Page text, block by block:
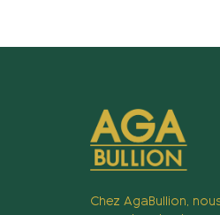
Chez AgaBullion,